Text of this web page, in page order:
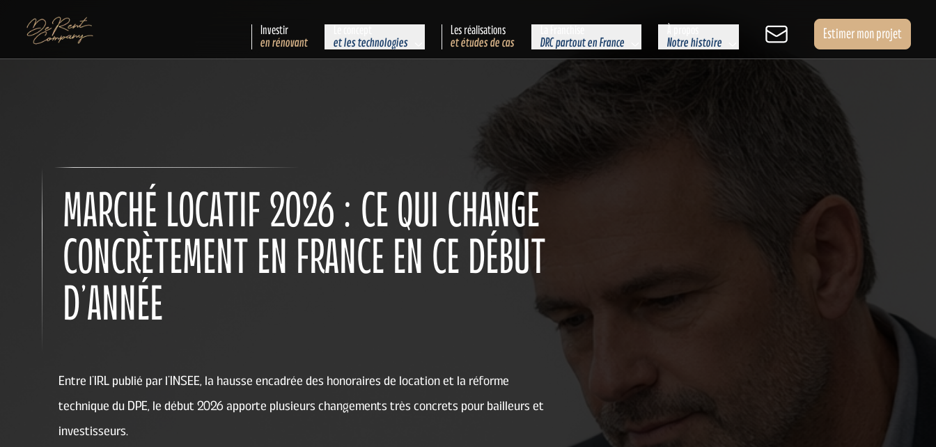
Investir
en rénovant et les technologies
Les réalisations
et études de cas DRC partout en France Notre histoire
Estimer mon projet
MARCHÉ LOCATIF 2026 : CE QUI CHANGE
CONCRÈTEMENT EN FRANCE EN CE DÉBUT
D’ANNÉE
Entre l’IRL publié par l’INSEE, la hausse encadrée des honoraires de location et la réforme
technique du DPE, le début 2026 apporte plusieurs changements très concrets pour bailleurs et
investisseurs.